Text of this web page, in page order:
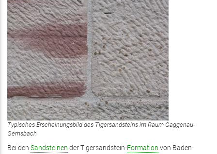
Typisches Erscheinungsbild des Tigersandsteins im Raum Gaggenau-
Gernsbach
Bei den Sandsteinen der Tigersandstein-Formation von Baden-